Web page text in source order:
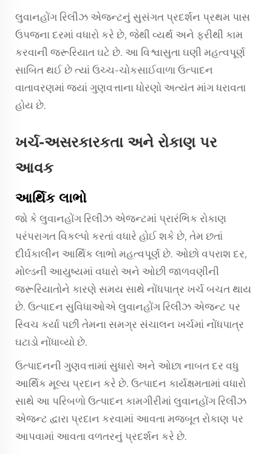
લુવાનહોંગ રિલીઝ એજન્ટનું સુસંગત પ્રદર્શન પ્રથમ પાસ
ઉપજના દરમાં વધારો કરે છે, જેથી વ્યર્થ અને ફરીથી કામ
કરવાની જરૂરિયાત ઘટે છે. આ વિશ્વાસુતા ઘણી મહત્વપૂર્ણ
સાબિત થઈ છે ત્યાં ઉચ્ચ-ચોકસાઈવાળા ઉત્પાદન
વાતાવરણમાં જ્યાં ગુણવત્તાના ધોરણો અત્યંત માંગ ધરાવતા
હોય છે.
ખર્ચ-અસરકારકતા અને રોકાણ પર
આવક
આર્થિક લાભો
જો કે લુવાનહોંગ રિલીઝ એજન્ટમાં પ્રારંભિક રોકાણ
પરંપરાગત વિકલ્પો કરતાં વધારે હોઈ શકે છે, તેમ છતાં
દીર્ઘકાલીન આર્થિક લાભો મહત્વપૂર્ણ છે. ઓછો વપરાશ દર,
મોલ્ડની આયુષ્યમાં વધારો અને ઓછી જાળવણીની
જરૂરિયાતોને કારણે સમય સાથે નોંધપાત્ર ખર્ચ બચત થાય
છે. ઉત્પાદન સુવિધાઓએ લુવાનહોંગ રિલીઝ એજન્ટ પર
સ્વિચ કર્યા પછી તેમના સમગ્ર સંચાલન ખર્ચમાં નોંધપાત્ર
ઘટાડો નોંધાવ્યો છે.
ઉત્પાદનની ગુણવત્તામાં સુધારો અને ઓછા નાબત દર વધુ
આર્થિક મૂલ્ય પ્રદાન કરે છે. ઉત્પાદન કાર્યક્ષમતામાં વધારો
સાથે આ પરિબળો ઉત્પાદન કામગીરીમાં લુવાનહોંગ રિલીઝ
એજન્ટ દ્વારા પ્રદાન કરવામાં આવતા મજબૂત રોકાણ પર
આપવામાં આવતા વળતરનું પ્રદર્શન કરે છે.